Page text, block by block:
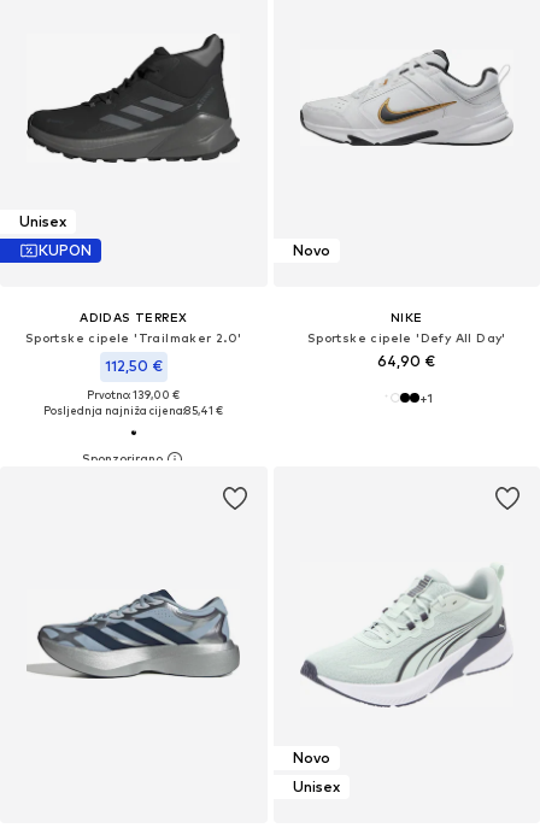
Unisex
KUPON
ADIDAS TERREX
Sportske cipele 'Trailmaker 2.0'
112,50 €
Prvotno: 139,00 €
Posljednja najniža cijena:85,41 €
Novo
NIKE
Sportske cipele 'Defy All Day'
64,90 €
+1
Novo
Unisex